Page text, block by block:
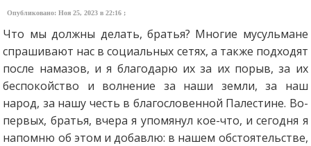
Опубликовано: Ноя 25, 2023 в 22:16 ;
Что мы должны делать, братья? Многие мусульмане
спрашивают нас в социальных сетях, а также подходят
после намазов, и я благодарю их за их порыв, за их
беспокойство и волнение за наши земли, за наш
народ, за нашу честь в благословенной Палестине. Во-
первых, братья, вчера я упомянул кое-что, и сегодня я
напомню об этом и добавлю: в нашем обстоятельстве,